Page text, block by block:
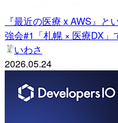
『最近の医療 x AWS』
強会#1「札幌 × 医療DX
いわさ
2026.05.24